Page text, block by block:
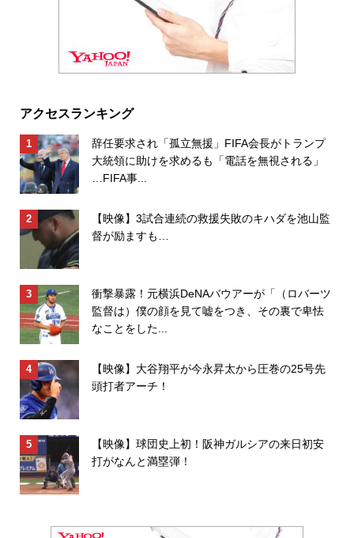
アクセスランキング
辞任要求され「孤立無援」FIFA会長がトランプ
大統領に助けを求めるも「電話を無視される」
…FIFA事...
【映像】3試合連続の救援失敗のキハダを池山監
督が励ますも…
衝撃暴露！元横浜DeNAバウアーが「（ロバーツ
監督は）僕の顔を見て嘘をつき、その裏で卑怯
なことをした...
【映像】大谷翔平が今永昇太から圧巻の25号先
頭打者アーチ！
【映像】球団史上初！阪神ガルシアの来日初安
打がなんと満塁弾！